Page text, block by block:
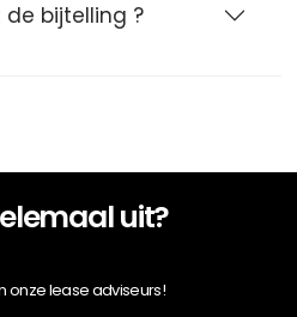
bijtelling ?
uit?
onze lease adviseurs!